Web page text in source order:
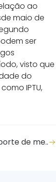
ao
maio de
ser
visto que
do
IPTU,
de me..